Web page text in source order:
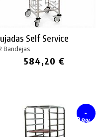
Self Service
Bandejas
584,20 €
-
28%